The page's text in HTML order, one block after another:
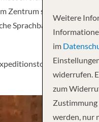
Zentrum stehenden
Sprachbarrieren auf
rund um
Weitere
im
widerrufen.
zum
werden, nur